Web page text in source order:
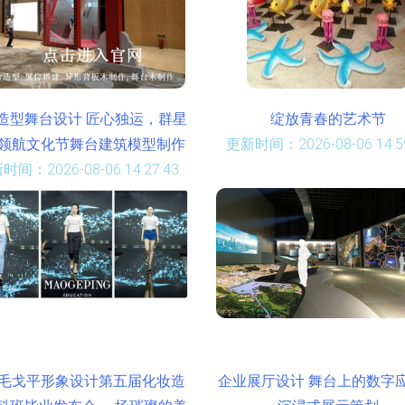
型舞台设计 匠心独运，群星
航文化节舞台建筑模型制作
时间：2026-08-06 14:27:43
绽放青春的艺术节
更新时间：2026-08-06
戈平形象设计第五届化妆造
企业展厅设计 舞台上的数字